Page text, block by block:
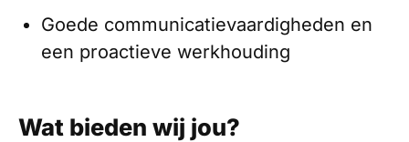
Goede communicatievaardigheden en
een proactieve werkhouding
Wat bieden wij jou?